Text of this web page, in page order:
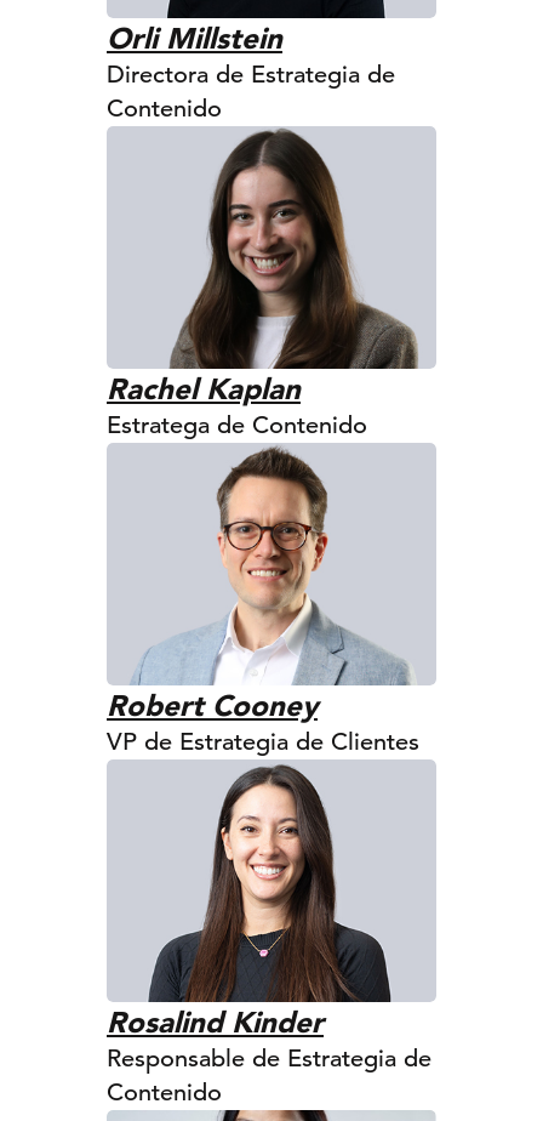
Orli Millstein
Directora de Estrategia de
Contenido
Rachel Kaplan
Estratega de Contenido
Robert Cooney
VP de Estrategia de Clientes
Rosalind Kinder
Responsable de Estrategia de
Contenido